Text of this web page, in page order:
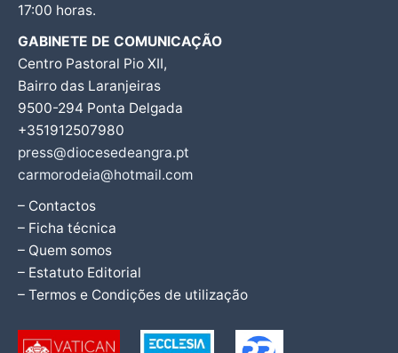
17:00 horas.
GABINETE DE COMUNICAÇÃO
Centro Pastoral Pio XII,
Bairro das Laranjeiras
9500-294 Ponta Delgada
+351912507980
press@diocesedeangra.pt
carmorodeia@hotmail.com
– Contactos
– Ficha técnica
– Quem somos
– Estatuto Editorial
– Termos e Condições de utilização